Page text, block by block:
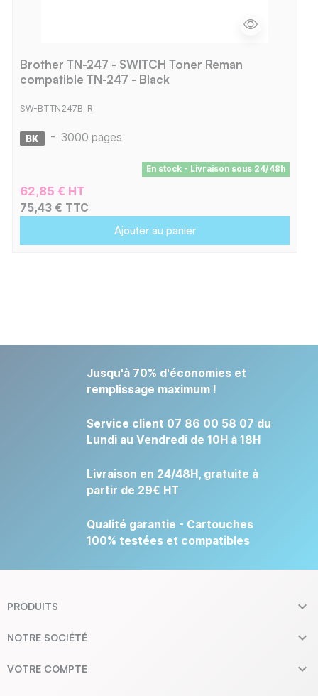
Brother TN-247 - SWITCH Toner Reman
compatible TN-247 - Black
SW-BTTN247B_R
- 3000 pages
En stock - Livraison sous 24/48h
62,85 € HT
75,43 € TTC
Ajouter au panier
Jusqu'à 70% d'économies et
remplissage maximum !
Service client 07 86 00 58 07 du
Lundi au Vendredi de 10H à 18H
Livraison en 24/48H, gratuite à
partir de 29€ HT
Qualité garantie - Cartouches
100% testées et compatibles
PRODUITS 
NOTRE SOCIÉTÉ 
VOTRE COMPTE 